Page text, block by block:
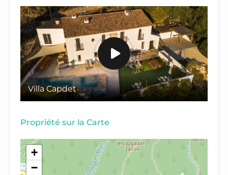
Villa Capdet
Propriété sur la Carte
+
−